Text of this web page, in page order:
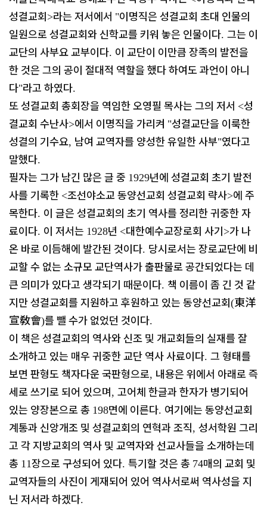
성결교회>라는 저서에서 "이명직은 성결교회 초대 인물의
일원으로 성결교회와 신학교를 키워 놓은 인물이다. 그는 이
교단의 사부요 교부이다. 이 교단이 이만큼 장족의 발전을
한 것은 그의 공이 절대적 역할을 했다 하여도 과언이 아니
다"라고 하였다.
또 성결교회 총회장을 역임한 오영필 목사는 그의 저서 <성
결교회 수난사>에서 이명직을 가리켜 "성결교단을 이룩한
성결의 기수요, 남여 교역자를 양성한 유일한 사부"였다고
말했다.
필자는 그가 남긴 많은 글 중 1929년에 성결교회 초기 발전
사를 기록한 <조선야소교 동양선교회 성결교회 략사>에 주
목한다. 이 글은 성결교회의 초기 역사를 정리한 귀중한 자
료이다. 이 저서는 1928년 <대한예수교장로회 사기>가 나
온 바로 이듬해에 발간된 것이다. 당시로서는 장로교단에 비
교할 수 없는 소규모 교단역사가 출판물로 공간되었다는 데
큰 의미가 있다고 생각되기 때문이다. 책 이름이 좀 긴 것 같
지만 성결교회를 지원하고 후원하고 있는 동양선교회(東洋
宣敎會)를 뺄 수가 없었던 것이다.
이 책은 성결교회의 역사와 신조 및 개교회들의 실재를 잘
소개하고 있는 매우 귀중한 교단 역사 사료이다. 그 형태를
보면 판형도 책자다운 국판형으로, 내용은 위에서 아래로 즉
세로 쓰기로 되어 있으며, 고어체 한글과 한자가 병기되어
있는 양장본으로 총 198면에 이른다. 여기에는 동양선교회
계통과 신앙개조 및 성결교회의 연혁과 조직, 성서학원 그리
고 각 지방교회의 역사 및 교역자와 선교사들을 소개하는데
총 11장으로 구성되어 있다. 특기할 것은 총 74매의 교회 및
교역자들의 사진이 게재되어 있어 역사서로써 역사성을 지
닌 저서라 하겠다.